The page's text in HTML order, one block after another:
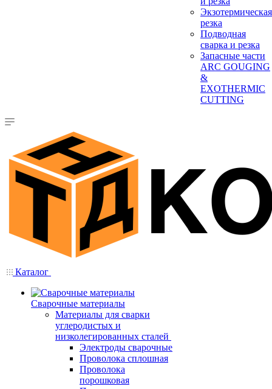
Экзотермическая
резка
Подводная
сварка и резка
Запасные части
ARC GOUGING
&
EXOTHERMIC
CUTTING
Каталог
Сварочные материалы
Материалы для сварки
углеродистых и
низколегированных сталей
Электроды сварочные
Проволока сплошная
Проволока
порошковая